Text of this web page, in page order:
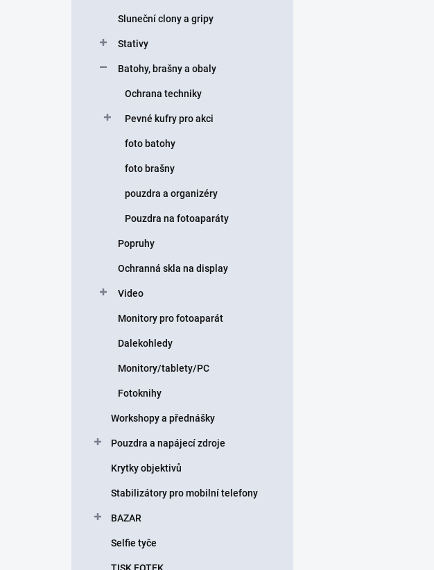
Sluneční clony a gripy
Stativy
Batohy, brašny a obaly
Ochrana techniky
Pevné kufry pro akci
foto batohy
foto brašny
pouzdra a organizéry
Pouzdra na fotoaparáty
Popruhy
Ochranná skla na display
Video
Monitory pro fotoaparát
Dalekohledy
Monitory/tablety/PC
Fotoknihy
Workshopy a přednášky
Pouzdra a napájecí zdroje
Krytky objektivů
Stabilizátory pro mobilní telefony
BAZAR
Selfie tyče